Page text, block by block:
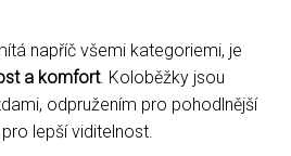
napříč všemi kategoriemi, je
a komfort. Koloběžky jsou
odpružením pro pohodlnější
lepší viditelnost.